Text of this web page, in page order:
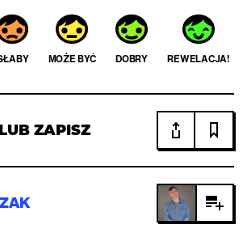
MOŻE BYĆ DOBRY REWELACJA!
ZAPISZ